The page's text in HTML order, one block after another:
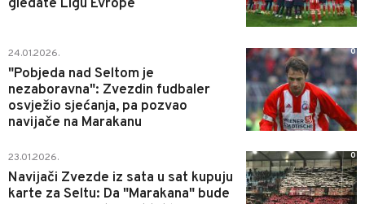
gledate Ligu Evrope
24.01.2026.
"Pobjeda nad Seltom je
nezaboravna": Zvezdin fudbaler
osvježio sjećanja, pa pozvao
navijače na Marakanu
0
23.01.2026.
Navijači Zvezde iz sata u sat kupuju
karte za Seltu: Da "Marakana" bude
0